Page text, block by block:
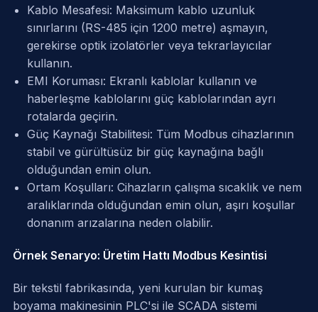
Kablo Mesafesi: Maksimum kablo uzunluk
sınırlarını (RS-485 için 1200 metre) aşmayın,
gerekirse optik izolatörler veya tekrarlayıcılar
kullanın.
EMI Koruması: Ekranlı kablolar kullanın ve
haberleşme kablolarını güç kablolarından ayrı
rotalarda geçirin.
Güç Kaynağı Stabilitesi: Tüm Modbus cihazlarının
stabil ve gürültüsüz bir güç kaynağına bağlı
olduğundan emin olun.
Ortam Koşulları: Cihazların çalışma sıcaklık ve nem
aralıklarında olduğundan emin olun, aşırı koşullar
donanım arızalarına neden olabilir.
Örnek Senaryo: Üretim Hattı Modbus Kesintisi
Bir tekstil fabrikasında, yeni kurulan bir kumaş
boyama makinesinin PLC'si ile SCADA sistemi